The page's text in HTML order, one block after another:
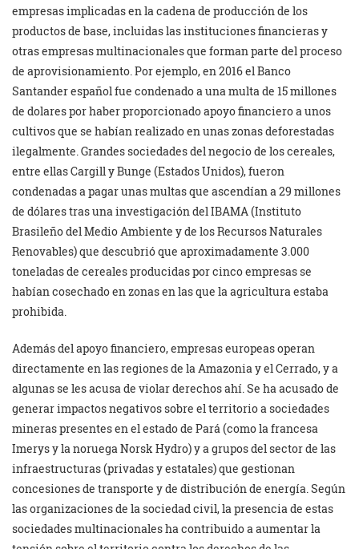
empresas implicadas en la cadena de producción de los
productos de base, incluidas las instituciones financieras y
otras empresas multinacionales que forman parte del proceso
de aprovisionamiento. Por ejemplo, en 2016 el Banco
Santander español fue condenado a una multa de 15 millones
de dolares por haber proporcionado apoyo financiero a unos
cultivos que se habían realizado en unas zonas deforestadas
ilegalmente. Grandes sociedades del negocio de los cereales,
entre ellas Cargill y Bunge (Estados Unidos), fueron
condenadas a pagar unas multas que ascendían a 29 millones
de dólares tras una investigación del IBAMA (Instituto
Brasileño del Medio Ambiente y de los Recursos Naturales
Renovables) que descubrió que aproximadamente 3.000
toneladas de cereales producidas por cinco empresas se
habían cosechado en zonas en las que la agricultura estaba
prohibida.
Además del apoyo financiero, empresas europeas operan
directamente en las regiones de la Amazonia y el Cerrado, y a
algunas se les acusa de violar derechos ahí. Se ha acusado de
generar impactos negativos sobre el territorio a sociedades
mineras presentes en el estado de Pará (como la francesa
Imerys y la noruega Norsk Hydro) y a grupos del sector de las
infraestructuras (privadas y estatales) que gestionan
concesiones de transporte y de distribución de energía. Según
las organizaciones de la sociedad civil, la presencia de estas
sociedades multinacionales ha contribuido a aumentar la